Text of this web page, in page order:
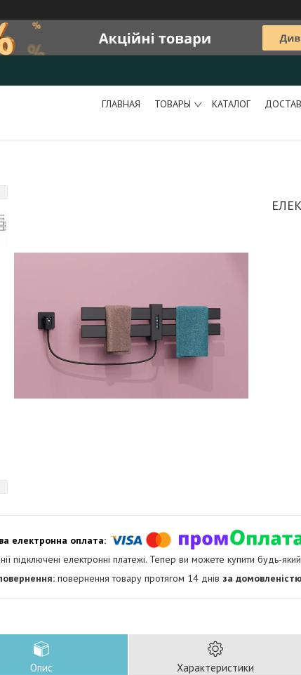
ГЛАВНАЯ ТОВАРЫ КАТАЛОГ
підключені електронні платежі. Тепер ви можете купити будь-
повернення товару протягом 14 днів за домовленістю
Опис Характеристики